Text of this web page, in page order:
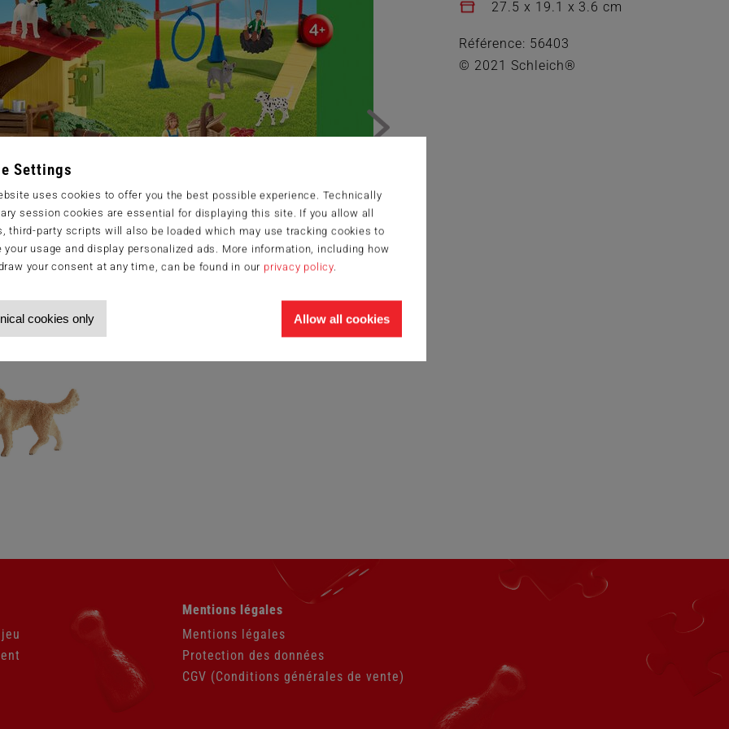
Settings
uses cookies to offer you the best possible experience. Technically
session cookies are essential for displaying this site. If you allow all
third-party scripts will also be loaded which may use tracking cookies to
your usage and display personalized ads. More information, including how
your consent at any time, can be found in our privacy policy.
cookies only Allow all cookies
27.5 x 19.1 x 3.6 cm
Référence: 56403
© 2021 Schleich®
au
Mentions légales
Mentions légales
Protection des données
CGV (Conditions générales de vente)